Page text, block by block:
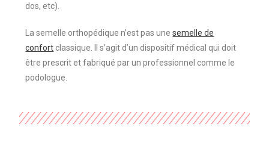
dos, etc).
La semelle orthopédique n’est pas unesemelle de
confort classique. Il s’agit d’un dispositif médical qui doit
être prescrit et fabriqué par un professionnel comme le
podologue.